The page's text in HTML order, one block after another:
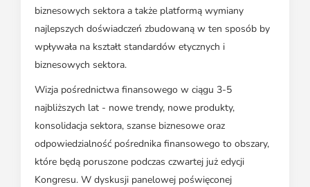
biznesowych sektora a także platformą wymiany
najlepszych doświadczeń zbudowaną w ten sposób by
wpływała na kształt standardów etycznych i
biznesowych sektora.
Wizja pośrednictwa finansowego w ciągu 3-5
najbliższych lat - nowe trendy, nowe produkty,
konsolidacja sektora, szanse biznesowe oraz
odpowiedzialność pośrednika finansowego to obszary,
które będą poruszone podczas czwartej już edycji
Kongresu. W dyskusji panelowej poświęconej